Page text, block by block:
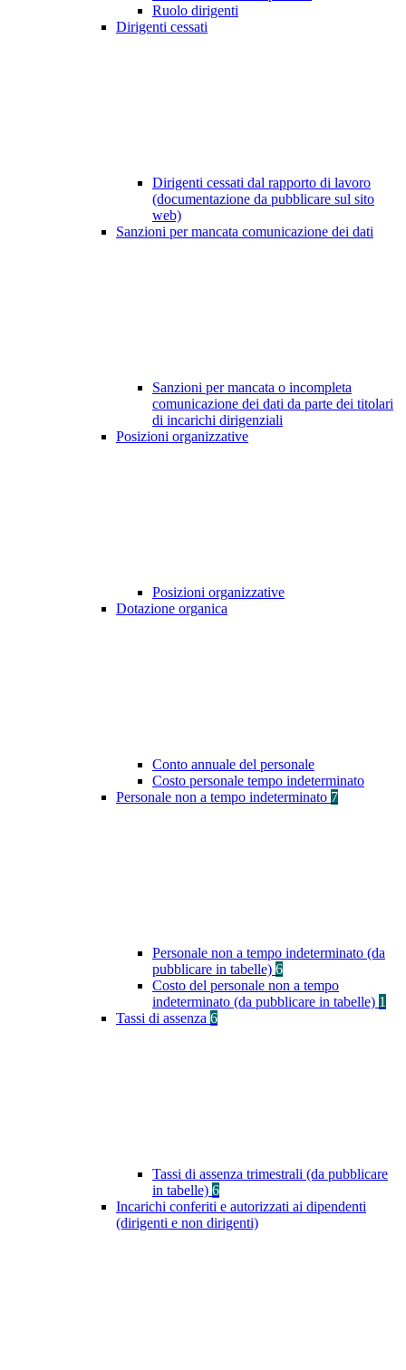
Ruolo dirigenti
Dirigenti cessati
Dirigenti cessati dal rapporto di lavoro
(documentazione da pubblicare sul sito
web)
Sanzioni per mancata comunicazione dei dati
Sanzioni per mancata o incompleta
comunicazione dei dati da parte dei titolari
di incarichi dirigenziali
Posizioni organizzative
Posizioni organizzative
Dotazione organica
Conto annuale del personale
Costo personale tempo indeterminato
Personale non a tempo indeterminato 7
Personale non a tempo indeterminato (da
pubblicare in tabelle) 6
Costo del personale non a tempo
indeterminato (da pubblicare in tabelle) 1
Tassi di assenza 6
Tassi di assenza trimestrali (da pubblicare
in tabelle) 6
Incarichi conferiti e autorizzati ai dipendenti
(dirigenti e non dirigenti)